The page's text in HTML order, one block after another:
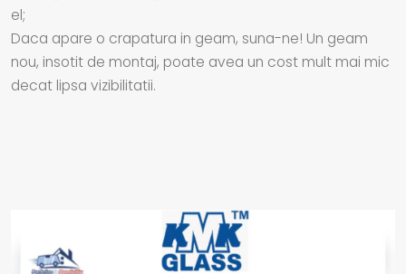
el;
Daca apare o crapatura in geam, suna-ne! Un geam
nou, insotit de montaj, poate avea un cost mult mai mic
decat lipsa vizibilitatii.